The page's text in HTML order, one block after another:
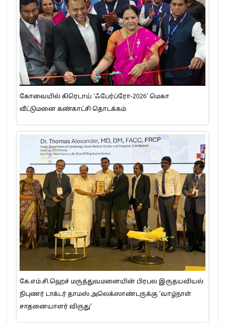
கோவையில் கிரெடாய் ‘ஃபேர்ப்ரோ-2026’ மெகா
வீட்டுமனை கண்காட்சி தொடக்கம்
கே.எம்.சி.ஹெச் மருத்துவமனையின் பிரபல இருதயவியல்
நிபுணர் டாக்டர் தாமஸ் அலெக்ஸாண்டருக்கு ‘வாழ்நாள்
சாதனையாளர் விருது’